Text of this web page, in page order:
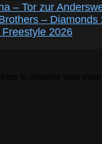
– Tor zur
– Diamonds
2026